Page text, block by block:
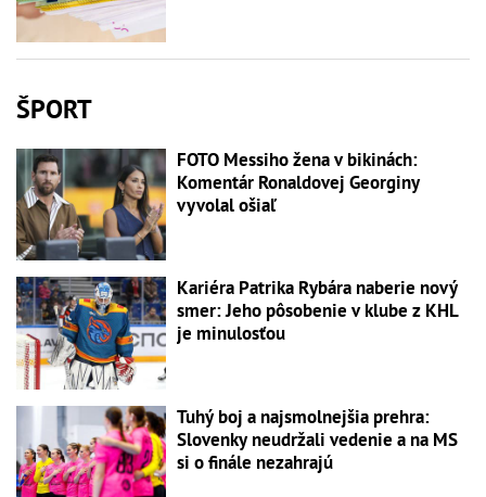
ŠPORT
FOTO Messiho žena v bikinách:
Komentár Ronaldovej Georginy
vyvolal ošiaľ
Kariéra Patrika Rybára naberie nový
smer: Jeho pôsobenie v klube z KHL
je minulosťou
Tuhý boj a najsmolnejšia prehra:
Slovenky neudržali vedenie a na MS
si o finále nezahrajú